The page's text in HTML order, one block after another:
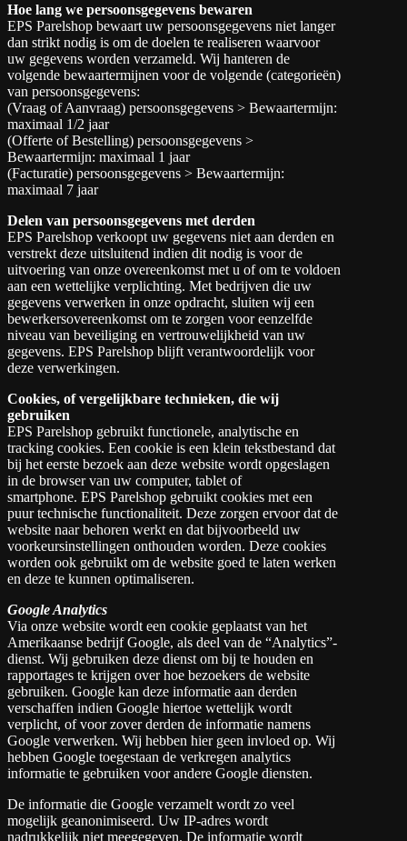
Hoe lang we persoonsgegevens bewaren
EPS Parelshop bewaart uw persoonsgegevens niet langer
dan strikt nodig is om de doelen te realiseren waarvoor
uw gegevens worden verzameld. Wij hanteren de
volgende bewaartermijnen voor de volgende (categorieën)
van persoonsgegevens:
(Vraag of Aanvraag) persoonsgegevens > Bewaartermijn:
maximaal 1/2 jaar
(Offerte of Bestelling) persoonsgegevens >
Bewaartermijn: maximaal 1 jaar
(Facturatie) persoonsgegevens > Bewaartermijn:
maximaal 7 jaar
Delen van persoonsgegevens met derden
EPS Parelshop verkoopt uw gegevens niet aan derden en
verstrekt deze uitsluitend indien dit nodig is voor de
uitvoering van onze overeenkomst met u of om te voldoen
aan een wettelijke verplichting. Met bedrijven die uw
gegevens verwerken in onze opdracht, sluiten wij een
bewerkersovereenkomst om te zorgen voor eenzelfde
niveau van beveiliging en vertrouwelijkheid van uw
gegevens. EPS Parelshop blijft verantwoordelijk voor
deze verwerkingen.
Cookies, of vergelijkbare technieken, die wij
gebruiken
EPS Parelshop gebruikt functionele, analytische en
tracking cookies. Een cookie is een klein tekstbestand dat
bij het eerste bezoek aan deze website wordt opgeslagen
in de browser van uw computer, tablet of
smartphone. EPS Parelshop gebruikt cookies met een
puur technische functionaliteit. Deze zorgen ervoor dat de
website naar behoren werkt en dat bijvoorbeeld uw
voorkeursinstellingen onthouden worden. Deze cookies
worden ook gebruikt om de website goed te laten werken
en deze te kunnen optimaliseren.
Google Analytics
Via onze website wordt een cookie geplaatst van het
Amerikaanse bedrijf Google, als deel van de “Analytics”-
dienst. Wij gebruiken deze dienst om bij te houden en
rapportages te krijgen over hoe bezoekers de website
gebruiken. Google kan deze informatie aan derden
verschaffen indien Google hiertoe wettelijk wordt
verplicht, of voor zover derden de informatie namens
Google verwerken. Wij hebben hier geen invloed op. Wij
hebben Google toegestaan de verkregen analytics
informatie te gebruiken voor andere Google diensten.
De informatie die Google verzamelt wordt zo veel
mogelijk geanonimiseerd. Uw IP-adres wordt
nadrukkelijk niet meegegeven. De informatie wordt